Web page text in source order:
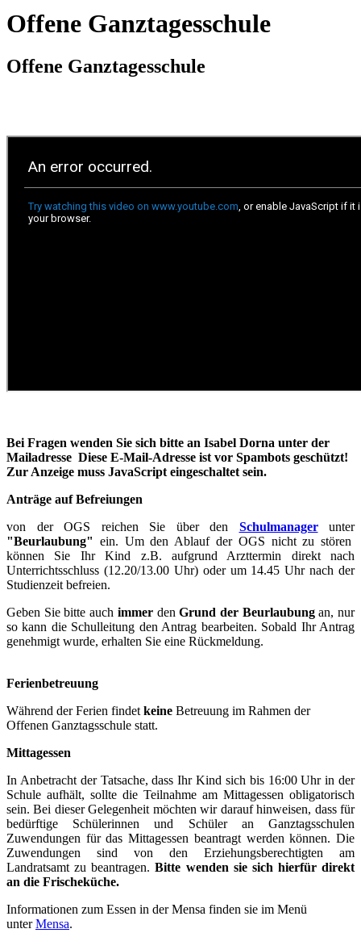
Offene Ganztagesschule
Offene Ganztagesschule
Bei Fragen wenden Sie sich bitte an Isabel Dorna unter der
Mailadresse Diese E-Mail-Adresse ist vor Spambots geschützt!
Zur Anzeige muss JavaScript eingeschaltet sein.
Anträge auf Befreiungen
von der OGS reichen Sie über den Schulmanagerunter
"Beurlaubung" ein. Um den Ablauf der OGS nicht zu stören
können Sie Ihr Kind z.B. aufgrund Arzttermin direkt nach
Unterrichtsschluss (12.20/13.00 Uhr) oder um 14.45 Uhr nach der
Studienzeit befreien.
Geben Sie bitte auch immerdenGrund der Beurlaubungan, nur
so kann die Schulleitung den Antrag bearbeiten. Sobald Ihr Antrag
genehmigt wurde, erhalten Sie eine Rückmeldung.
Ferienbetreuung
Während der Ferien findet keine Betreuung im Rahmen der
Offenen Ganztagsschule statt.
Mittagessen
In Anbetracht der Tatsache, dass Ihr Kind sich bis 16:00 Uhr in der
Schule aufhält, sollte die Teilnahme am Mittagessen obligatorisch
sein. Bei dieser Gelegenheit möchten wir darauf hinweisen, dass für
bedürftige Schülerinnen und Schüler an Ganztagsschulen
Zuwendungen für das Mittagessen beantragt werden können. Die
Zuwendungen sind von den Erziehungsberechtigten am
Landratsamt zu beantragen.Bitte wenden sie sich hierfür direkt
an die Frischeküche.
Informationen zum Essen in der Mensa finden sie im Menü
unterMensa.